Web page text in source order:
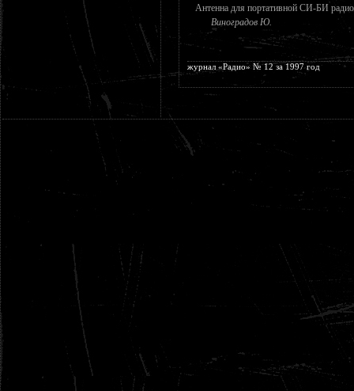
Антенна для портативной СИ-БИ
Виноградов Ю.
журнал «Радио» № 12 за 1997 год